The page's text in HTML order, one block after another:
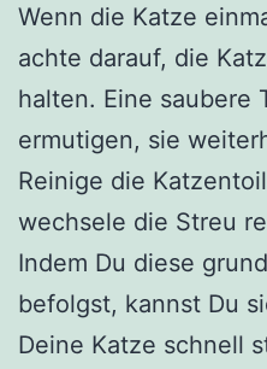
Wenn die Katze
achte darauf, die
halten. Eine saubere
ermutigen, sie
Reinige die
wechsele die Streu
Indem Du diese
befolgst, kannst Du
Deine Katze schnell